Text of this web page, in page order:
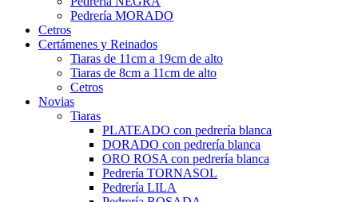
Pedrería MORADO
Cetros
Certámenes y Reinados
Tiaras de 11cm a 19cm de alto
Tiaras de 8cm a 11cm de alto
Cetros
Novias
Tiaras
PLATEADO con pedrería blanca
DORADO con pedrería blanca
ORO ROSA con pedrería blanca
Pedrería TORNASOL
Pedrería LILA